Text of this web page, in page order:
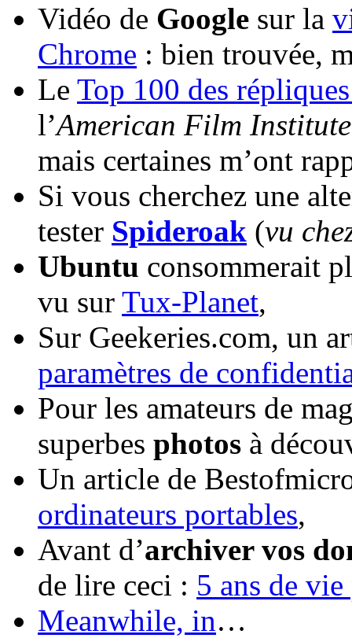
Vidéo de Google sur la
Chrome : bien trouvée,
Le Top 100 des
l’American Film Institute
mais certaines m’ont
Si vous cherchez une
tester Spideroak (vu
Ubuntu consommerait
vu sur Tux-Planet,
Sur Geekeries.com, un
paramètres de
Pour les amateurs de
superbes photos à
Un article de
ordinateurs portables,
Avant d’archiver vos
de lire ceci : 5 ans de
Meanwhile, in…